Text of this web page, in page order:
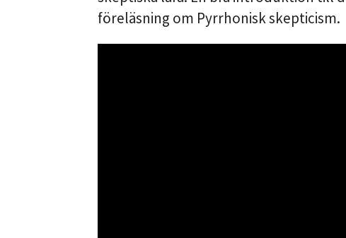
föreläsning om Pyrrhonisk skepticism.